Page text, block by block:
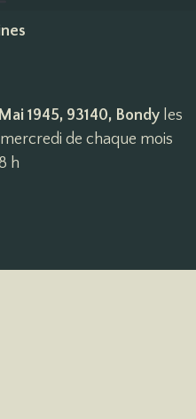
1945, 93140, Bondy les
de chaque mois
h